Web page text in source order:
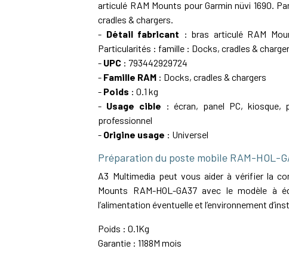
articulé RAM Mounts pour Garmin nüvi 1690.
cradles & chargers.
- Détail fabricant : bras articulé RAM
Particularités : famille : Docks, cradles &
- UPC : 793442929724
- Famille RAM : Docks, cradles & chargers
- Poids : 0.1 kg
- Usage cible : écran, panel PC, kiosque,
professionnel
- Origine usage : Universel
Préparation du poste mobile RAM-HOL-
A3 Multimedia peut vous aider à vérifier la
Mounts RAM-HOL-GA37 avec le modèle à
l’alimentation éventuelle et l’environnement
Poids : 0.1Kg
Garantie : 1188M mois